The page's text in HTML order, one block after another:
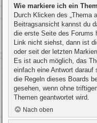
Wie markiere ich ein
Durch Klicken des „Thema
Beitragsansicht kannst du
die erste Seite des Forums
Link nicht siehst, dann ist
oder seit der letzten
Es ist auch möglich, das
einfach eine Antwort
die Regeln dieses Boards
gesehen, wenn ohne
Themen geantwortet wird.
Nach oben